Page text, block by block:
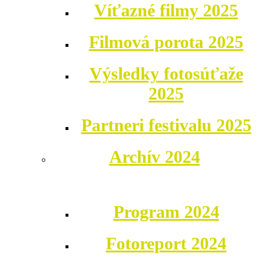
Víťazné filmy 2025
Filmová porota 2025
Výsledky fotosúťaže
2025
Partneri festivalu 2025
Archív 2024
Program 2024
Fotoreport 2024